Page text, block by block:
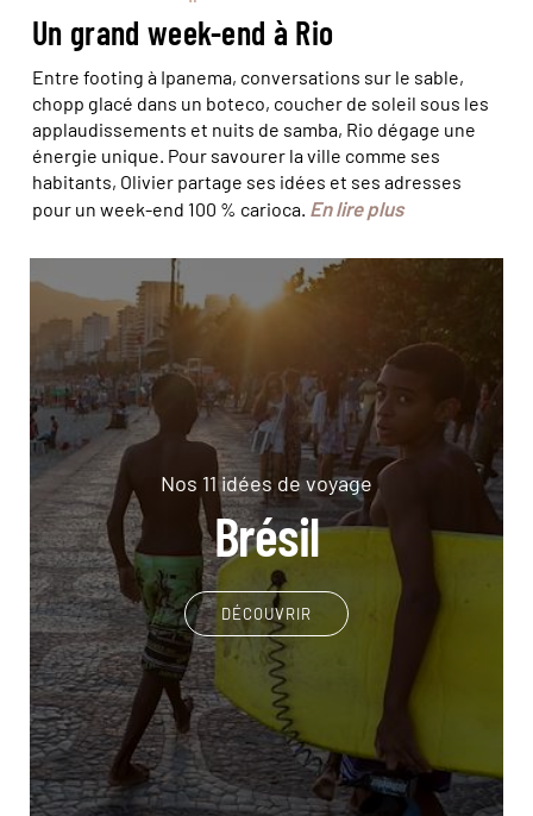
Un grand week-end à Rio
Entre footing à Ipanema, conversations sur le sable,
chopp glacé dans un boteco, coucher de soleil sous les
applaudissements et nuits de samba, Rio dégage une
énergie unique. Pour savourer la ville comme ses
habitants, Olivier partage ses idées et ses adresses
pour un week-end 100 % carioca. En lire plus
Nos 11 idées de voyage
Brésil
DÉCOUVRIR